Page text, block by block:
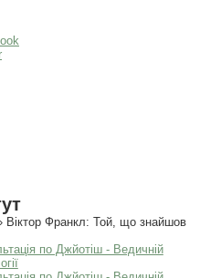
Віктор Франкл: Той, що знайшов